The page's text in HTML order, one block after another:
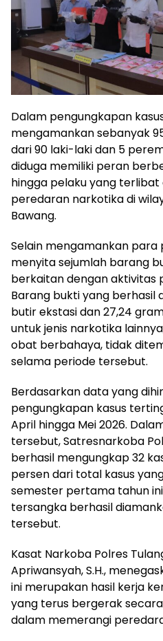
Dalam pengungkapan
mengamankan sebanyak
dari 90 laki-laki dan 5
diduga memiliki peran
hingga pelaku yang
peredaran narkotika di
Bawang.
Selain mengamankan para
menyita sejumlah barang
berkaitan dengan aktivitas
Barang bukti yang berhasil
butir ekstasi dan 27,24
untuk jenis narkotika
obat berbahaya, tidak
selama periode tersebut.
Berdasarkan data yang
pengungkapan kasus
April hingga Mei 2026.
tersebut, Satresnarkoba
berhasil mengungkap 32
persen dari total kasus
semester pertama tahun
tersangka berhasil
tersebut.
Kasat Narkoba Polres
Apriwansyah, S.H.,
ini merupakan hasil kerja
yang terus bergerak
dalam memerangi